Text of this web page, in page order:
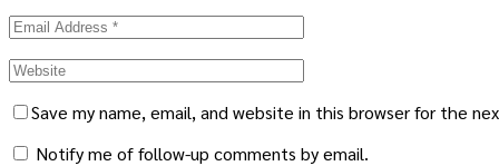
Save my name, email, and website in this browser for the
Notify me of follow-up comments by email.